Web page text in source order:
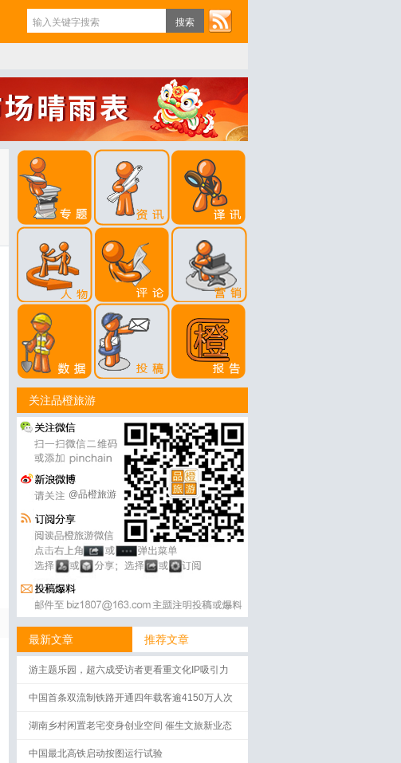
关注品橙旅游
@品橙旅游
最新文章 推荐文章
游主题乐园，超六成受访者更看重文化IP吸引力
中国首条双流制铁路开通四年载客逾4150万人次
湖南乡村闲置老宅变身创业空间 催生文旅新业态
中国最北高铁启动按图运行试验